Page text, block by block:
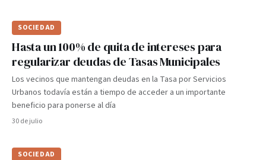
SOCIEDAD
Hasta un 100% de quita de intereses para
regularizar deudas de Tasas Municipales
Los vecinos que mantengan deudas en la Tasa por Servicios
Urbanos todavía están a tiempo de acceder a un importante
beneficio para ponerse al día
30 de julio
SOCIEDAD